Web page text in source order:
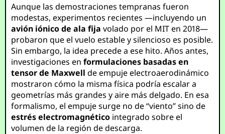
Aunque las demostraciones tempranas fueron
modestas, experimentos recientes —incluyendo un
avión iónico de ala fija volado por el MIT en 2018—
probaron que el vuelo estable y silencioso es posible.
Sin embargo, la idea precede a ese hito. Años antes,
investigaciones enformulaciones basadas en
tensor de Maxwell de empuje electroaerodinámico
mostraron cómo la misma física podría escalar a
geometrías más grandes y aire más delgado. En esa
formalismo, el empuje surge no de “viento” sino de
estrés electromagnético integrado sobre el
volumen de la región de descarga.